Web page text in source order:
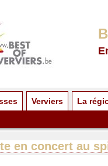
Verviers La
en concert au